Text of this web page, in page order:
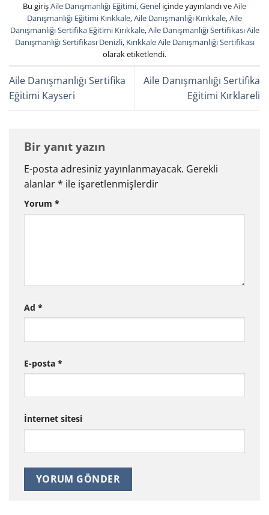
Bu girişAile Danışmanlığı Eğitimi,Genel içinde yayınlandı veAile
Danışmanlığı Eğitimi Kırıkkale,Aile Danışmanlığı Kırıkkale,Aile
Danışmanlığı Sertifika Eğitimi Kırıkkale,Aile Danışmanlığı Sertifikası Aile
Danışmanlığı Sertifikası Denizli, Kırıkkale Aile Danışmanlığı Sertifikası
olarak etiketlendi.
Aile Danışmanlığı Sertifika
Eğitimi Kayseri
Aile Danışmanlığı Sertifika
Eğitimi Kırklareli
Bir yanıt yazın
E-posta adresiniz yayınlanmayacak. Gerekli
alanlar* ile işaretlenmişlerdir
Yorum *
Ad *
E-posta *
İnternet sitesi